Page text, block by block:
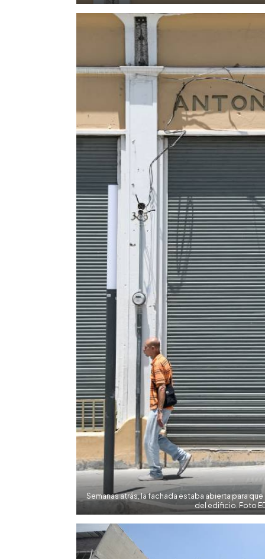
Semanas atrás, la fachada estaba abierta para
del edificio. Foto